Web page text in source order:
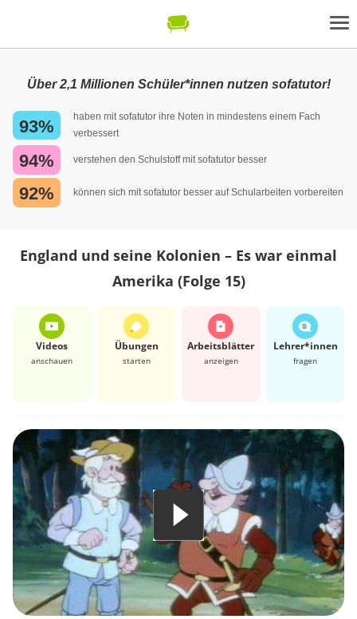
Über 2,1 Millionen Schüler*innen nutzen sofatutor!
93%
haben mit sofatutor ihre Noten in mindestens einem Fach
verbessert
94% verstehen den Schulstoff mit sofatutor besser
92% können sich mit sofatutor besser auf Schularbeiten vorbereiten
England und seine Kolonien – Es war einmal
Amerika (Folge 15)
Videos
anschauen
Übungen
starten
Arbeits­blätter
anzeigen
Lehrer*​innen
fragen